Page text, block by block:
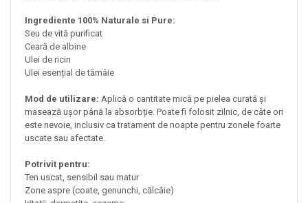
Ingrediente 100% Naturale si Pure:
Seu de vită purificat
Ceară de albine
Ulei de ricin
Ulei esențial de tămâie
Mod de utilizare: Aplică o cantitate mică pe pielea curată și
masează ușor până la absorbție. Poate fi folosit zilnic, de câte ori
este nevoie, inclusiv ca tratament de noapte pentru zonele foarte
uscate sau afectate.
Potrivit pentru:
Ten uscat, sensibil sau matur
Zone aspre (coate, genunchi, călcâie)